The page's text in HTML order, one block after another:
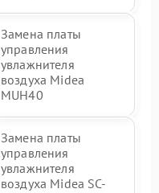
Замена платы
управления
увлажнителя
воздуха Midea
MUH40
Замена платы
управления
увлажнителя
воздуха Midea SC-